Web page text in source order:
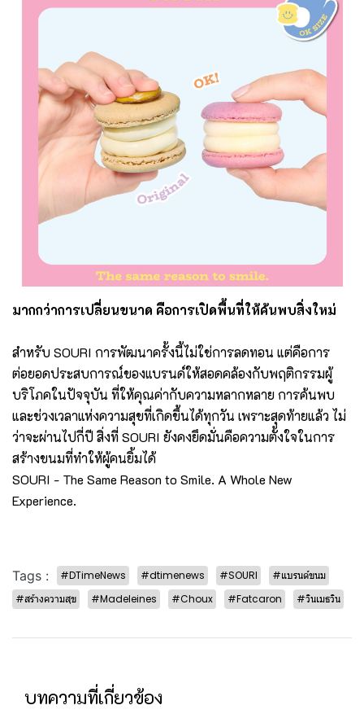
มากกว่าการเปลี่ยนขนาด คือการเปิดพื้นที่ให้ค้นพบสิ่งใหม่
สำหรับ SOURI การพัฒนาครั้งนี้ไม่ใช่การลดทอน แต่คือการ
ต่อยอดประสบการณ์ของแบรนด์ให้สอดคล้องกับพฤติกรรมผู้
บริโภคในปัจจุบัน ที่ให้คุณค่ากับความหลากหลาย การค้นพบ
และช่วงเวลาแห่งความสุขที่เกิดขึ้นได้ทุกวัน เพราะสุดท้ายแล้ว ไม่
ว่าจะผ่านไปกี่ปี สิ่งที่ SOURI ยังคงยึดมั่นคือความตั้งใจในการ
สร้างขนมที่ทำให้ผู้คนยิ้มได้
SOURI - The Same Reason to Smile. A Whole New
Experience.
Tags : #DTimeNews #dtimenews #SOURI
#แบรนด์ขนม
#สร้างความสุข
#Madeleines #Choux #Fatcaron #วินเมธวิน
บทความที่เกี่ยวข้อง